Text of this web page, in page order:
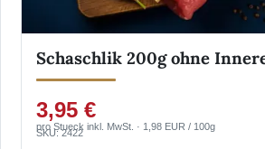
Schaschlik 200g ohne
3,95 €
pro Stueck inkl. MwSt. · 1,98 EUR / 100g
SKU: 2422